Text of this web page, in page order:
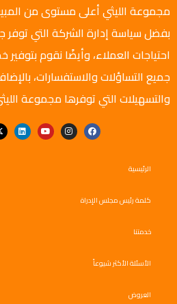
بفضل سياسة إدارة الشركة التي توفر
احتياجات العملاء، وأيضًا نقوم
جميع التساؤلات والاستفسارات،
والتسهيلات التي توفرها مجموعة
الرئيسية
كلمة رئيس مجلس الإدراة
خدمتنا
الأسئلة الأكثر شيوعاً
العروض